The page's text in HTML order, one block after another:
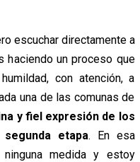
escuchar directamente a
haciendo un proceso que
con atención, a
una de las comunas de
y fiel expresión de los
etapa. En esa
medida y estoy